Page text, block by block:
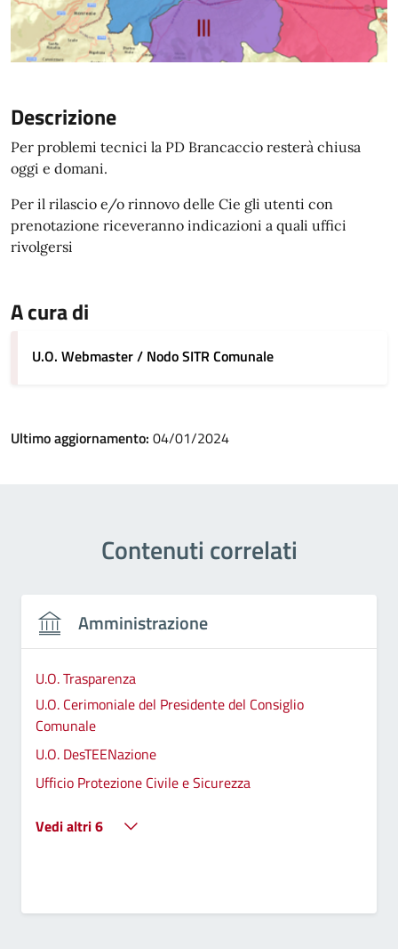
Descrizione
Per problemi tecnici la PD Brancaccio resterà chiusa
oggi e domani.
Per il rilascio e/o rinnovo delle Cie gli utenti con
prenotazione riceveranno indicazioni a quali uffici
rivolgersi
A cura di
U.O. Webmaster / Nodo SITR Comunale
Ultimo aggiornamento: 04/01/2024
Contenuti correlati
Amministrazione
U.O. Trasparenza
U.O. Cerimoniale del Presidente del Consiglio
Comunale
U.O. DesTEENazione
Ufficio Protezione Civile e Sicurezza
Vedi altri 6